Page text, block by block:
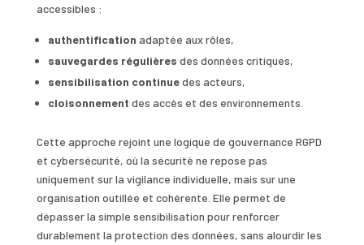
accessibles :
authentification adaptée aux rôles,
sauvegardes régulières des données critiques,
sensibilisation continuedes acteurs,
cloisonnement des accès et des environnements.
Cette approche rejoint une logique de gouvernance RGPD
et cybersécurité, où la sécurité ne repose pas
uniquement sur la vigilance individuelle, mais sur une
organisation outillée et cohérente. Elle permet de
dépasser la simple sensibilisation pour renforcer
durablement la protection des données, sans alourdir les